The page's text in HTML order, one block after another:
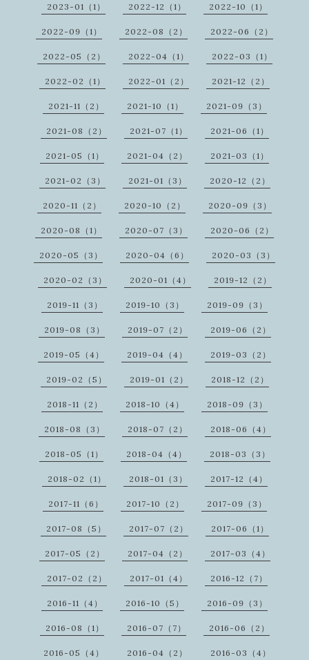
2023-01（1） 2022-12（1） 2022-10（1）
2022-09（1） 2022-08（2） 2022-06（2）
2022-05（2） 2022-04（1） 2022-03（1）
2022-02（1） 2022-01（2） 2021-12（2）
2021-11（2） 2021-10（1） 2021-09（3）
2021-08（2） 2021-07（1） 2021-06（1）
2021-05（1） 2021-04（2） 2021-03（1）
2021-02（3） 2021-01（3） 2020-12（2）
2020-11（2） 2020-10（2） 2020-09（3）
2020-08（1） 2020-07（3） 2020-06（2）
2020-05（3） 2020-04（6） 2020-03（3）
2020-02（3） 2020-01（4） 2019-12（2）
2019-11（3） 2019-10（3） 2019-09（3）
2019-08（3） 2019-07（2） 2019-06（2）
2019-05（4） 2019-04（4） 2019-03（2）
2019-02（5） 2019-01（2） 2018-12（2）
2018-11（2） 2018-10（4） 2018-09（3）
2018-08（3） 2018-07（2） 2018-06（4）
2018-05（1） 2018-04（4） 2018-03（3）
2018-02（1） 2018-01（3） 2017-12（4）
2017-11（6） 2017-10（2） 2017-09（3）
2017-08（5） 2017-07（2） 2017-06（1）
2017-05（2） 2017-04（2） 2017-03（4）
2017-02（2） 2017-01（4） 2016-12（7）
2016-11（4） 2016-10（5） 2016-09（3）
2016-08（1） 2016-07（7） 2016-06（2）
2016-05（4） 2016-04（2） 2016-03（4）